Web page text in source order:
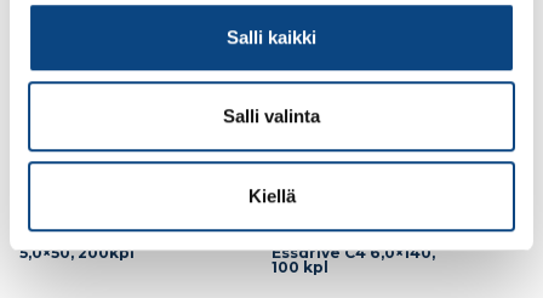
Salli kaikki
Salli valinta
Kiellä
ESSVE Puuruuvi C1
5,0×50, 200kpl
ESSVE Puuruuvi
Essdrive C4 6,0×140,
100 kpl